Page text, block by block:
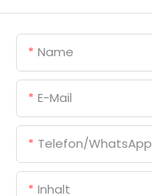
Name
E-Mail
Telefon/WhatsApp
Inhalt